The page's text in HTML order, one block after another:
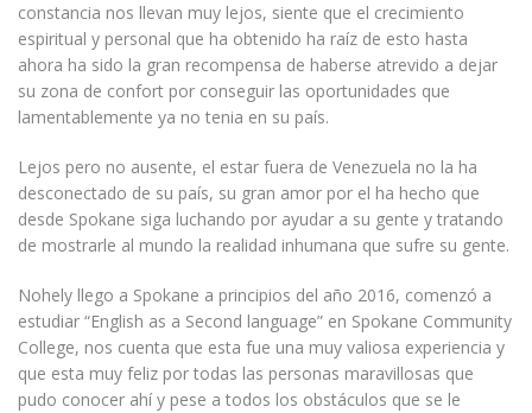
constancia nos llevan muy lejos, siente que el crecimiento
espiritual y personal que ha obtenido ha raíz de esto hasta
ahora ha sido la gran recompensa de haberse atrevido a dejar
su zona de confort por conseguir las oportunidades que
lamentablemente ya no tenia en su país.
Lejos pero no ausente, el estar fuera de Venezuela no la ha
desconectado de su país, su gran amor por el ha hecho que
desde Spokane siga luchando por ayudar a su gente y tratando
de mostrarle al mundo la realidad inhumana que sufre su gente.
Nohely llego a Spokane a principios del año 2016, comenzó a
estudiar “English as a Second language” en Spokane Community
College, nos cuenta que esta fue una muy valiosa experiencia y
que esta muy feliz por todas las personas maravillosas que
pudo conocer ahí y pese a todos los obstáculos que se le